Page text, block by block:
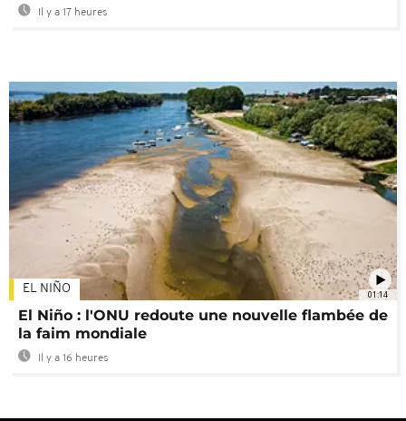
Il y a 17 heures
01:14
EL NIÑO
El Niño : l'ONU redoute une nouvelle flambée de
la faim mondiale
Il y a 16 heures